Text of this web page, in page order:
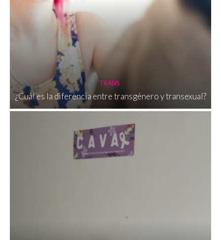
TRANS
¿Cuál es la diferencia entre transgénero y transexual?